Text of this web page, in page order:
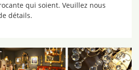
qui soient. Veuillez nous
détails.